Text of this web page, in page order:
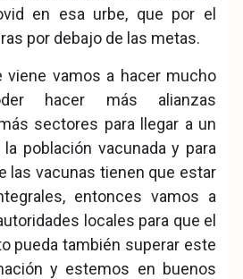
en esa urbe, que por el
por debajo de las metas.
viene vamos a hacer mucho
hacer más alianzas
sectores para llegar a un
población vacunada y para
las vacunas tienen que estar
entonces vamos a
locales para que el
pueda también superar este
y estemos en buenos